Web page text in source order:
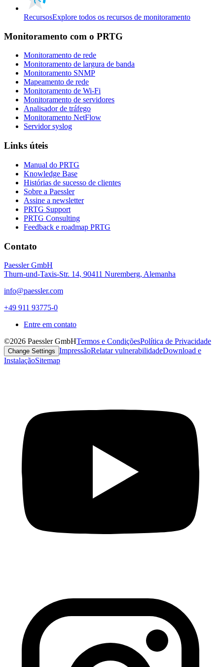
RecursosExplore todos os recursos de monitoramento
Monitoramento com o PRTG
Monitoramento de rede
Monitoramento de largura de banda
Monitoramento SNMP
Mapeamento de rede
Monitoramento de Wi-Fi
Monitoramento de servidores
Analisador de tráfego
Monitoramento NetFlow
Servidor syslog
Links úteis
Manual do PRTG
Knowledge Base
Histórias de sucesso de clientes
Sobre a Paessler
Assine a newsletter
PRTG Support
PRTG Consulting
Feedback e roadmap PRTG
Contato
Paessler GmbH
Thurn-und-Taxis-Str. 14, 90411 Nuremberg, Alemanha
info@paessler.com
+49 911 93775-0
Entre em contato
©2026 Paessler GmbHTermos e CondiçõesPolítica de Privacidade
Change Settings ImpressãoRelatar vulnerabilidadeDownload e
InstalaçãoSitemap